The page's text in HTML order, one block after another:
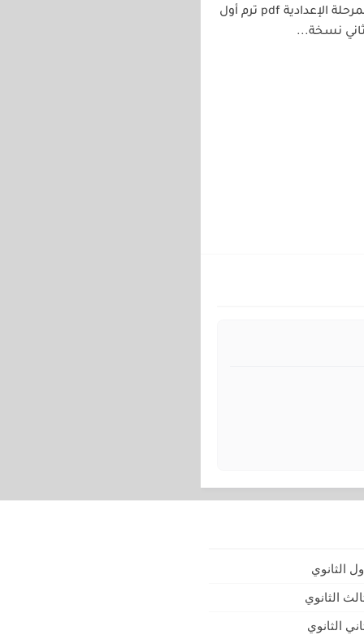
للمرحلة الإعدادية pdf ترم أول
نسخة...
الثانوي
الثانوي
الثانوي